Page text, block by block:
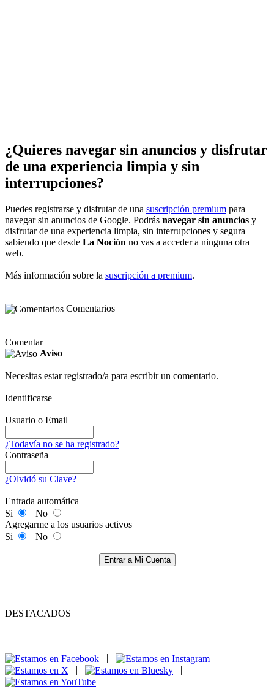
¿Quieres navegar sin anuncios y disfrutar
de una experiencia limpia y sin
interrupciones?
Puedes registrarse y disfrutar de una suscripción premium para
navegar sin anuncios de Google. Podrás navegar sin anuncios y
disfrutar de una experiencia limpia, sin interrupciones y segura
sabiendo que desde La Noción no vas a acceder a ninguna otra
web.
Más información sobre la suscripción a premium.
Comentarios
Comentar
Aviso
Necesitas estar registrado/a para escribir un comentario.
Identificarse
Usuario o Email
¿Todavía no se ha registrado?
Contraseña
¿Olvidó su Clave?
Entrada automática
Si
No
Agregarme a los usuarios activos
Si
No
Entrar a Mi Cuenta
DESTACADOS
|
|